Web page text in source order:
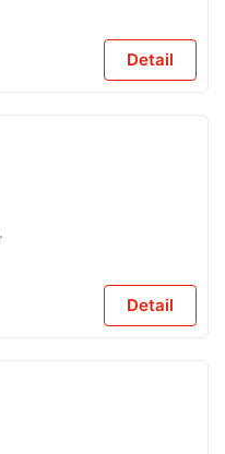
Detail
Detail